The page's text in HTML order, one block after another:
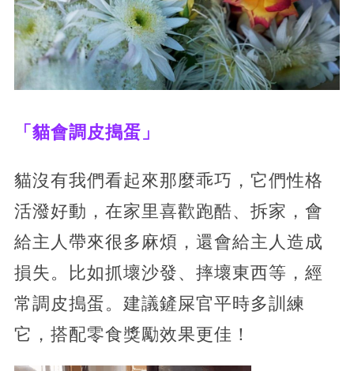
「貓會調皮搗蛋」
貓沒有我們看起來那麼乖巧，它們性格
活潑好動，在家里喜歡跑酷、拆家，會
給主人帶來很多麻煩，還會給主人造成
損失。比如抓壞沙發、摔壞東西等，經
常調皮搗蛋。建議鏟屎官平時多訓練
它，搭配零食獎勵效果更佳！